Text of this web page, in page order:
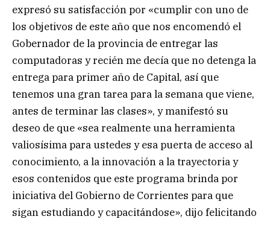
expresó su satisfacción por «cumplir con uno de
los objetivos de este año que nos encomendó el
Gobernador de la provincia de entregar las
computadoras y recién me decía que no detenga la
entrega para primer año de Capital, así que
tenemos una gran tarea para la semana que viene,
antes de terminar las clases», y manifestó su
deseo de que «sea realmente una herramienta
valiosísima para ustedes y esa puerta de acceso al
conocimiento, a la innovación a la trayectoria y
esos contenidos que este programa brinda por
iniciativa del Gobierno de Corrientes para que
sigan estudiando y capacitándose», dijo felicitando